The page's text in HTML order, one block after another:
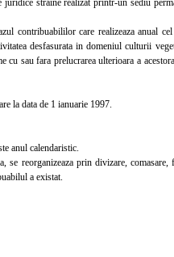
contribuabililor care realizeaza anual
desfasurata in domeniul culturii
cu sau fara prelucrarea ulterioara a
la data de 1 ianuarie 1997.
anul calendaristic.
reorganizeaza prin divizare,
a existat.